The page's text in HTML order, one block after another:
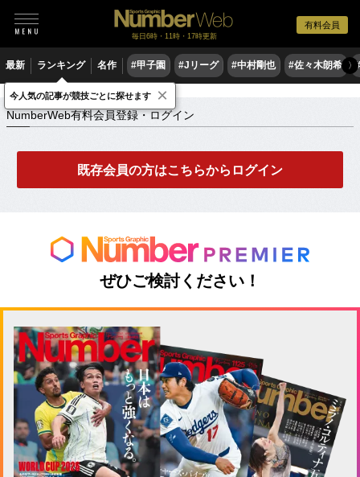
有料会員
毎日6時・11時・17時更新
最新 ランキング 名作 #甲子園 #Jリーグ #中村剛也 #佐々木朗希 〉
NumberWeb有料会員登録・ログイン
NumberWeb有料会員登録・ログイン
既存会員の方はこちらからログイン
ぜひご検討ください！
今人気の記事が競技ごとに探せます ×